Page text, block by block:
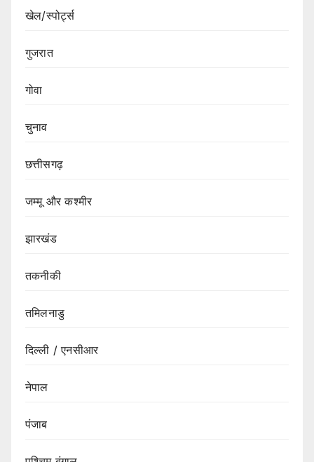
खेल/स्पोर्ट्स
गुजरात
गोवा
चुनाव
छत्तीसगढ़
जम्मू और कश्मीर
झारखंड
तकनीकी
तमिलनाडु
दिल्ली / एनसीआर
नेपाल
पंजाब